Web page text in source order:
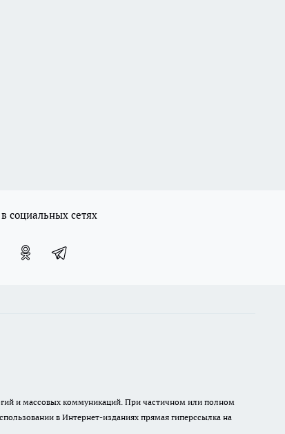
социальных сетях
и массовых коммуникаций. При частичном или полном
в Интернет-изданиях прямая гиперссылка на